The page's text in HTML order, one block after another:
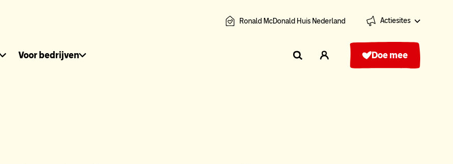
Ronald McDonald Huis Nederland Actiesites
Voor bedrijven Doe mee